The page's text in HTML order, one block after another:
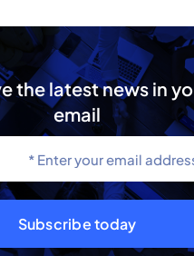
the latest news in
email
Subscribe today